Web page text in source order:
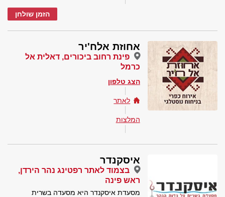
הזמן שולחן
אחוזת אלח'יר
פינת רחוב ביכורים, דאלית אל
כרמל
הצג טלפון
לאתר
המלצות
איסקנדר
בצמוד לאתר רפטינג נהר הירדן,
ראש פינה
מסעדת איסקנדר היא מסעדה בשרית